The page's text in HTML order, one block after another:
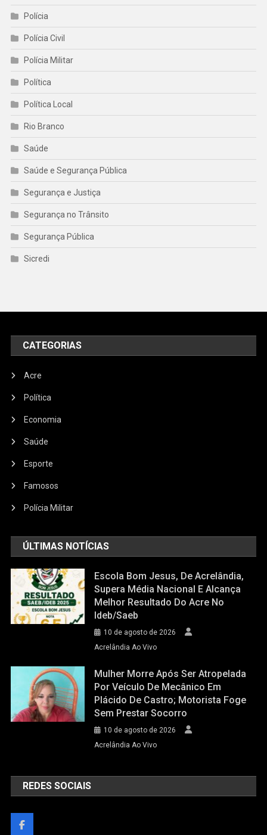
Polícia
Polícia Civil
Polícia Militar
Política
Política Local
Rio Branco
Saúde
Saúde e Segurança Pública
Segurança e Justiça
Segurança no Trânsito
Segurança Pública
Sicredi
CATEGORIAS
Acre
Política
Economia
Saúde
Esporte
Famosos
Polícia Militar
ÚLTIMAS NOTÍCIAS
Escola Bom Jesus, De Acrelândia,
Supera Média Nacional E Alcança
Melhor Resultado Do Acre No
Ideb/Saeb
10 de agosto de 2026
Acrelândia Ao Vivo
Mulher Morre Após Ser Atropelada
Por Veículo De Mecânico Em
Plácido De Castro; Motorista Foge
Sem Prestar Socorro
10 de agosto de 2026
Acrelândia Ao Vivo
REDES SOCIAIS